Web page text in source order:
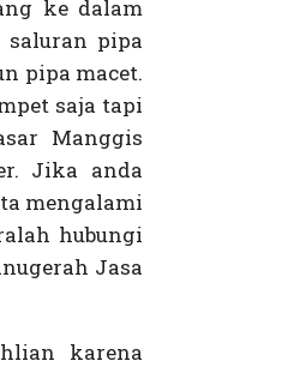
ke dalam
saluran pipa
pipa macet.
saja tapi
Manggis
Jika anda
mengalami
hubungi
Jasa
karena